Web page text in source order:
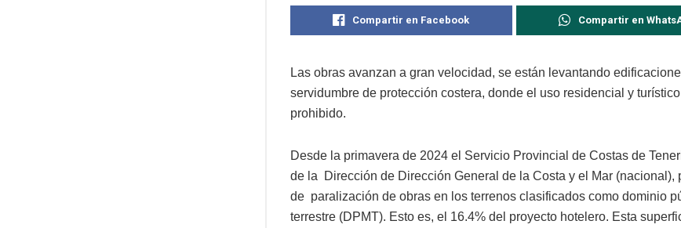
Compartir en Facebook Compartir en
Las obras avanzan a gran velocidad, se están levantando
servidumbre de protección costera, donde el uso residencial y
prohibido.
Desde la primavera de 2024 el Servicio Provincial de Costas de
de la Dirección de Dirección General de la Costa y el Mar (nacional),
de paralización de obras en los terrenos clasificados como dominio
terrestre (DPMT). Esto es, el 16.4% del proyecto hotelero. Esta